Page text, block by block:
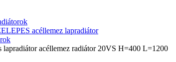
acéllemez lapradiátor
lapradiátor acéllemez radiátor 20VS H=400 L=1200